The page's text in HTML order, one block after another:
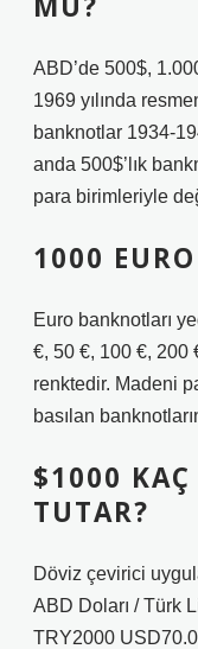
ABD’de 500$,
1969 yılında
banknotlar 1934-
anda 500$’lık
para birimleriyle
1000
Euro banknotları
€, 50 €, 100 €, 200
renktedir. Madeni
basılan
$1000 KAÇ
TUTAR?
Döviz çevirici
ABD Doları / Türk
TRY2000